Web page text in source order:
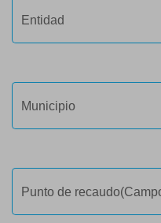
Entidad
Municipio
Punto de